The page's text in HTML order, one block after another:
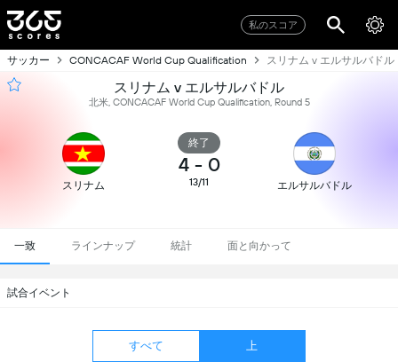
私のスコア
サッカー CONCACAF World Cup Qualification スリナム v エルサルバドル
スリナム v エルサルバドル
北米, CONCACAF World Cup Qualification, Round 5
スリナム
終了
4 - 0
13/11 エルサルバドル
一致 ラインナップ 統計 面と向かって
試合イベント
すべて 上